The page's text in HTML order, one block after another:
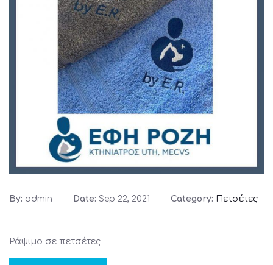
By: admin Date: Sep 22, 2021 Category: Πετσέτες
Ράψιμο σε πετσέτες